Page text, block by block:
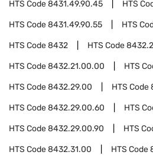
HTS Code8431.49.90.45 HTS
HTS Code8431.49.90.55 HTS
HTS Code8432 HTS Code
HTS Code8432.21.00.00 HTS
HTS Code8432.29.00 HTS Code
HTS Code8432.29.00.60 HTS
HTS Code8432.29.00.90 HTS
HTS Code8432.31.00 HTS Code